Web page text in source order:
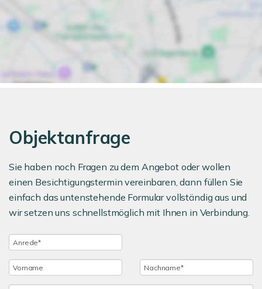
Objektanfrage
Sie haben noch Fragen zu dem Angebot oder wollen
einen Besichtigungstermin vereinbaren, dann füllen Sie
einfach das untenstehende Formular vollständig aus und
wir setzen uns schnellstmöglich mit Ihnen in Verbindung.